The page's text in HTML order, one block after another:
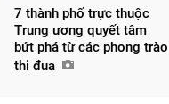
7 thành phố trực thuộc
Trung ương quyết tâm
bứt phá từ các phong trào
thi đua